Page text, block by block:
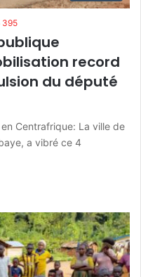
395
record
du député
Centrafrique: La ville de
a vibré ce 4